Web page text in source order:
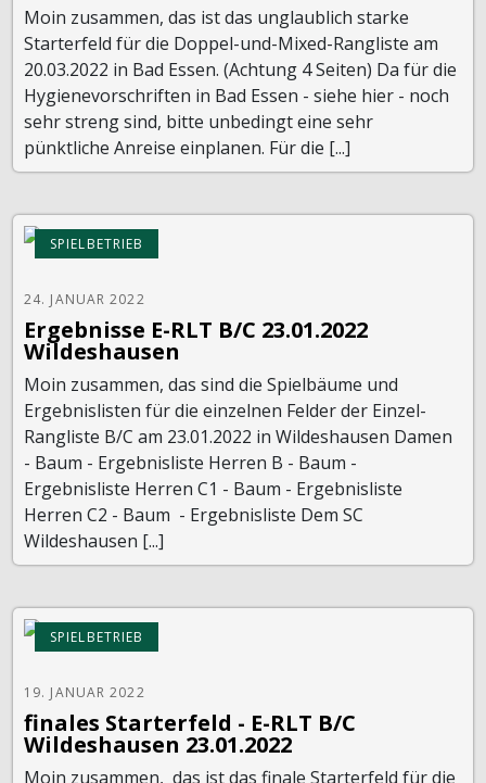
Moin zusammen, das ist das unglaublich starke
Starterfeld für die Doppel-und-Mixed-Rangliste am
20.03.2022 in Bad Essen. (Achtung 4 Seiten) Da für die
Hygienevorschriften in Bad Essen - siehe hier - noch
sehr streng sind, bitte unbedingt eine sehr
pünktliche Anreise einplanen. Für die [...]
SPIELBETRIEB
24. JANUAR 2022
Ergebnisse E-RLT B/C 23.01.2022
Wildeshausen
Moin zusammen, das sind die Spielbäume und
Ergebnislisten für die einzelnen Felder der Einzel-
Rangliste B/C am 23.01.2022 in Wildeshausen Damen
- Baum - Ergebnisliste Herren B - Baum -
Ergebnisliste Herren C1 - Baum - Ergebnisliste
Herren C2 - Baum - Ergebnisliste Dem SC
Wildeshausen [...]
SPIELBETRIEB
19. JANUAR 2022
finales Starterfeld - E-RLT B/C
Wildeshausen 23.01.2022
Moin zusammen, das ist das finale Starterfeld für die